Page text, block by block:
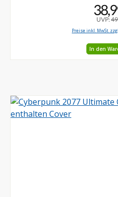
UVP:
Preise inkl. MwSt.
In den